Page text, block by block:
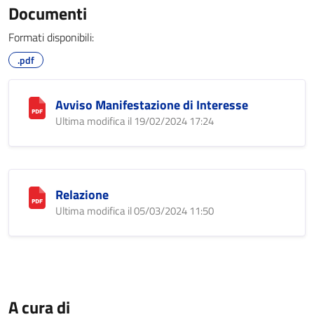
Documenti
Formati disponibili:
.pdf
Avviso Manifestazione di Interesse
Ultima modifica il 19/02/2024 17:24
Relazione
Ultima modifica il 05/03/2024 11:50
A cura di